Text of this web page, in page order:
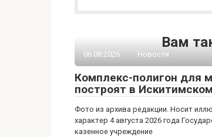
Вам
06.08.2026 Новости
Комплекс-полигон для
построят в
Фото из архива редакции. Носит
характер 4 августа 2026 года
казенное учреждение